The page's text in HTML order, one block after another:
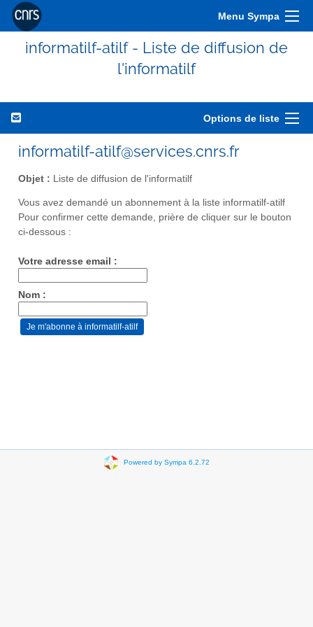
Menu Sympa
informatilf-atilf - Liste de diffusion de
l'informatilf
Options de liste
informatilf-atilf@services.cnrs.fr
Objet : Liste de diffusion de l'informatilf
Vous avez demandé un abonnement à la liste informatilf-atilf
Pour confirmer cette demande, prière de cliquer sur le bouton
ci-dessous :
Votre adresse email :
Nom :
Powered by Sympa 6.2.72